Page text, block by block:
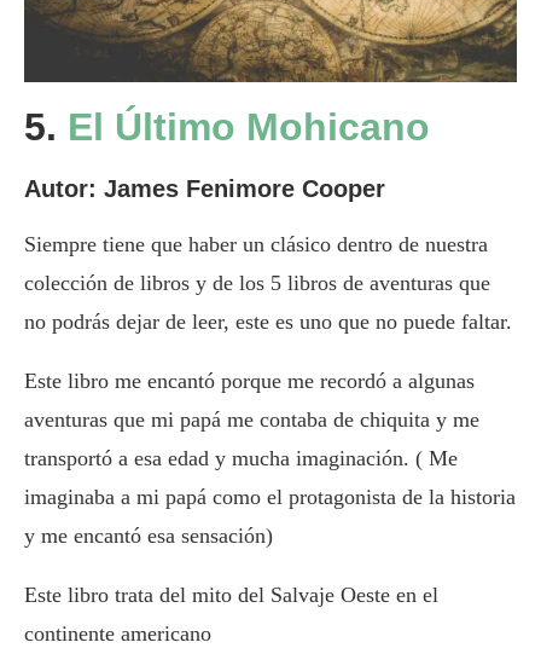
5. El Último Mohicano
Autor: James Fenimore Cooper
Siempre tiene que haber un clásico dentro de nuestra
colección de libros y de los 5 libros de aventuras que
no podrás dejar de leer, este es uno que no puede faltar.
Este libro me encantó porque me recordó a algunas
aventuras que mi papá me contaba de chiquita y me
transportó a esa edad y mucha imaginación. ( Me
imaginaba a mi papá como el protagonista de la historia
y me encantó esa sensación)
Este libro trata del mito del Salvaje Oeste en el
continente americano